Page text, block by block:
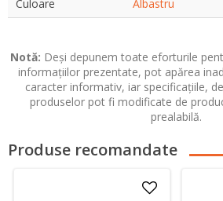
Culoare
Albastru
Notă: Deși depunem toate eforturile
informațiilor prezentate, pot apărea
caracter informativ, iar specificațiile,
produselor pot fi modificate de
prealabilă.
Produse recomandate